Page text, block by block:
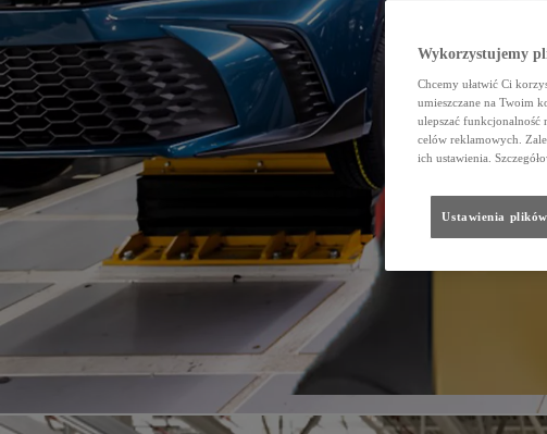
Wykorzystujemy
Chcemy ułatwić Ci
umieszczane na Twoim
ulepszać funkcjonalność
celów reklamowych.
ich ustawienia.
Ustawienia